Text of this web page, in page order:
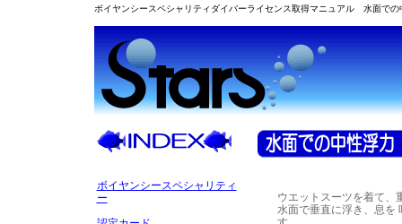
ボイヤンシースペシャリティダイバーライセンス取得マニュアル 水面での
ボイヤンシースペシャリティ
ー
ウエットスーツを着て、
水面で垂直に浮き、息を